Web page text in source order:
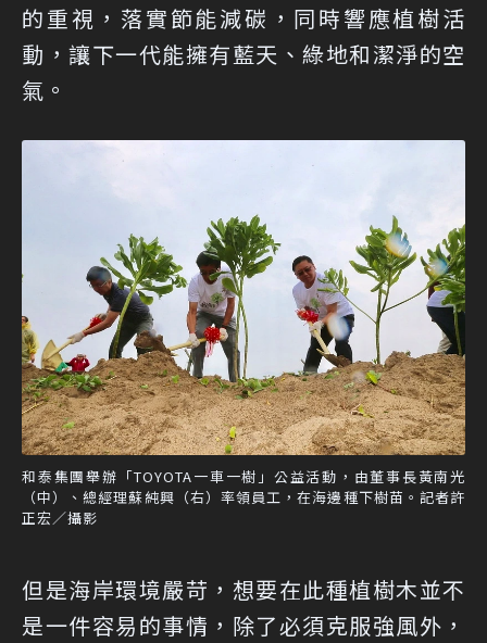
的重視，落實節能減碳，同時響應植樹活
動，讓下一代能擁有藍天、綠地和潔淨的空
氣。
和泰集團舉辦「TOYOTA一車一樹」公益活動，由董事長黃南光
（中）、總經理蘇純興（右）率領員工，在海邊種下樹苗。記者許
正宏／攝影
但是海岸環境嚴苛，想要在此種植樹木並不
是一件容易的事情，除了必須克服強風外，